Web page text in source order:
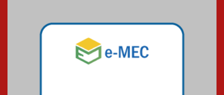
Mackenzie mobiliza campanha
solidária para apoiar famílias em
Minas Gerais